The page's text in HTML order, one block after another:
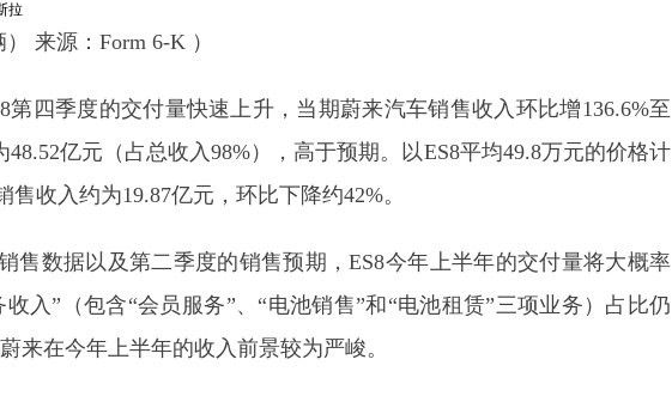
来源：Form 6-K ）
第四季度的交付量快速上升，当期蔚来汽车销售收入环比增136.6%至
亿元（占总收入98%），高于预期。以ES8平均49.8万元的价格计
收入约为19.87亿元，环比下降约42%。
售数据以及第二季度的销售预期，ES8今年上半年的交付量将大概率
入”（包含“会员服务”、“电池销售”和“电池租赁”三项业务）占比仍
来在今年上半年的收入前景较为严峻。